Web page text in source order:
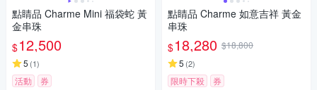
點睛品 Charme Mini 福袋蛇 黃
金串珠
$12,500
5 (1)
活動 券
點睛品 Charme 如意吉祥 黃金
串珠
$18,280 $18,800
5 (2)
限時下殺 券